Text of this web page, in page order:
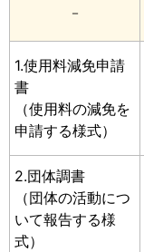
－
1.使用料減免申請
書
（使用料の減免を
申請する様式）
2.団体調書
（団体の活動につ
いて報告する様
式）